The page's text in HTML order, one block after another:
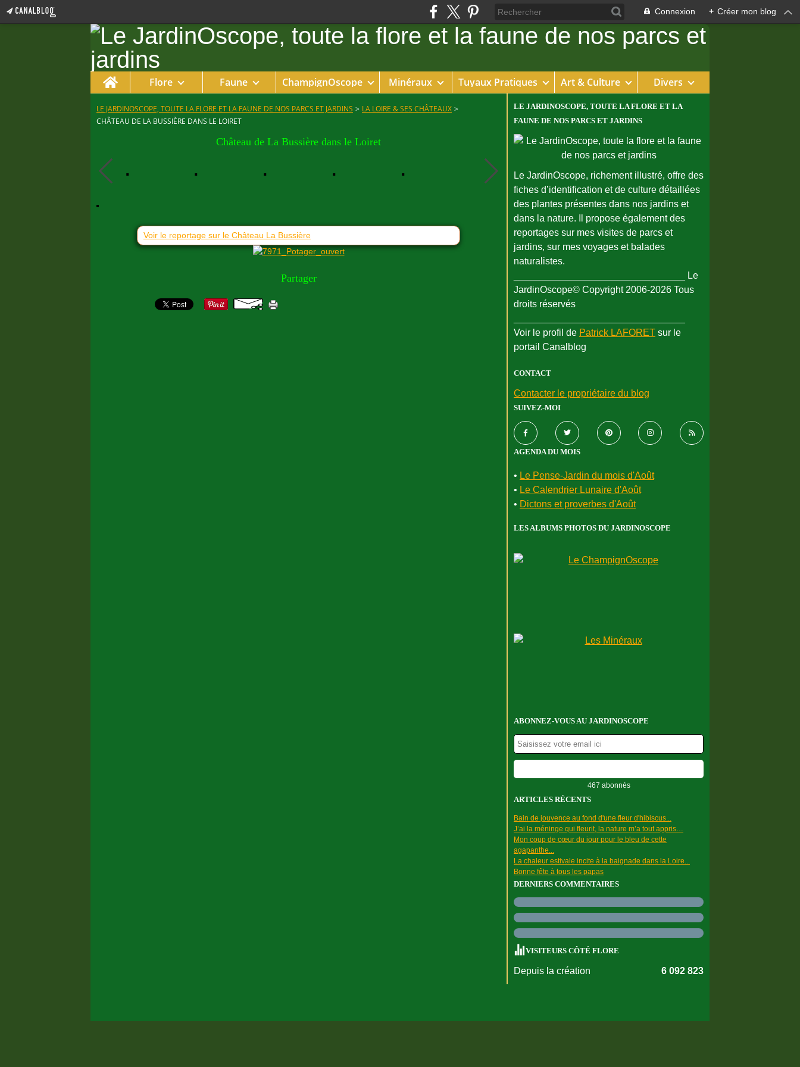
Connexion + Créer mon blog
Home Flore Faune ChampignOscope Minéraux Tuyaux Pratiques Art & Culture Divers
LE JARDINOSCOPE, TOUTE LA FLORE ET LA FAUNE DE NOS PARCS ET JARDINS > LA LOIRE & SES CHÂTEAUX >
CHÂTEAU DE LA BUSSIÈRE DANS LE LOIRET
Château de La Bussière dans le Loiret
Voir le reportage sur le Château La Bussière
Partager
LE JARDINOSCOPE, TOUTE LA FLORE ET LA
FAUNE DE NOS PARCS ET JARDINS
Le JardinOscope, richement illustré, offre des
fiches d’identification et de culture détaillées
des plantes présentes dans nos jardins et
dans la nature. Il propose également des
reportages sur mes visites de parcs et
jardins, sur mes voyages et balades
naturalistes.
________________________________ Le
JardinOscope© Copyright 2006-2026 Tous
droits réservés
Voir le profil de Patrick LAFORET sur le
portail Canalblog
CONTACT
Contacter le propriétaire du blog
SUIVEZ-MOI
AGENDA DU MOIS
• Le Pense-Jardin du mois d'Août
• Le Calendrier Lunaire d'Août
• Dictons et proverbes d'Août
LES ALBUMS PHOTOS DU JARDINOSCOPE
ABONNEZ-VOUS AU JARDINOSCOPE
467 abonnés
ARTICLES RÉCENTS
Bain de jouvence au fond d'une fleur d'hibiscus...
J’ai la méninge qui fleurit, la nature m’a tout appris…
Mon coup de cœur du jour pour le bleu de cette
agapanthe...
La chaleur estivale incite à la baignade dans la Loire...
Bonne fête à tous les papas
DERNIERS COMMENTAIRES
VISITEURS CÔTÉ FLORE
Depuis la création 6 092 823